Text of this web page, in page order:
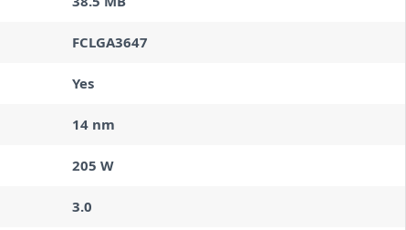
FCLGA3647
Yes
14 nm
205 W
3.0